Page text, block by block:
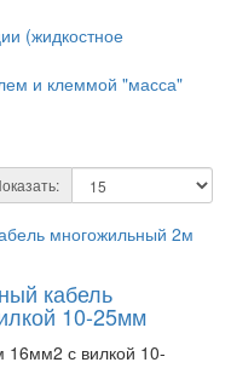
(жидкостное
и клеммой "масса"
кабель
10-25мм
16мм2 с вилкой 10-